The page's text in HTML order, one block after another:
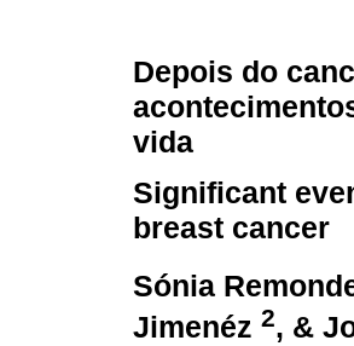
Depois do
vida
Significant
breast cancer
Sónia
Jimenéz 2, &